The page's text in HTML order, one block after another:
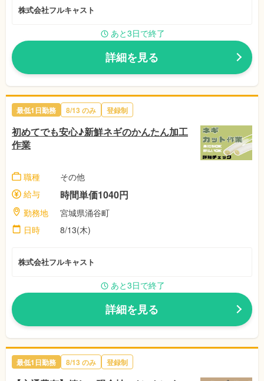
株式会社フルキャスト
あと3日で終了
詳細を見る
最低1日勤務 8/13 のみ 登録制
初めてでも安心♪新鮮ネギのかんたん加工
作業
職種
その他
給与
時間単価1040円
勤務地
宮城県涌谷町
日時
8/13(木)
株式会社フルキャスト
あと3日で終了
詳細を見る
最低1日勤務 8/13 のみ 登録制